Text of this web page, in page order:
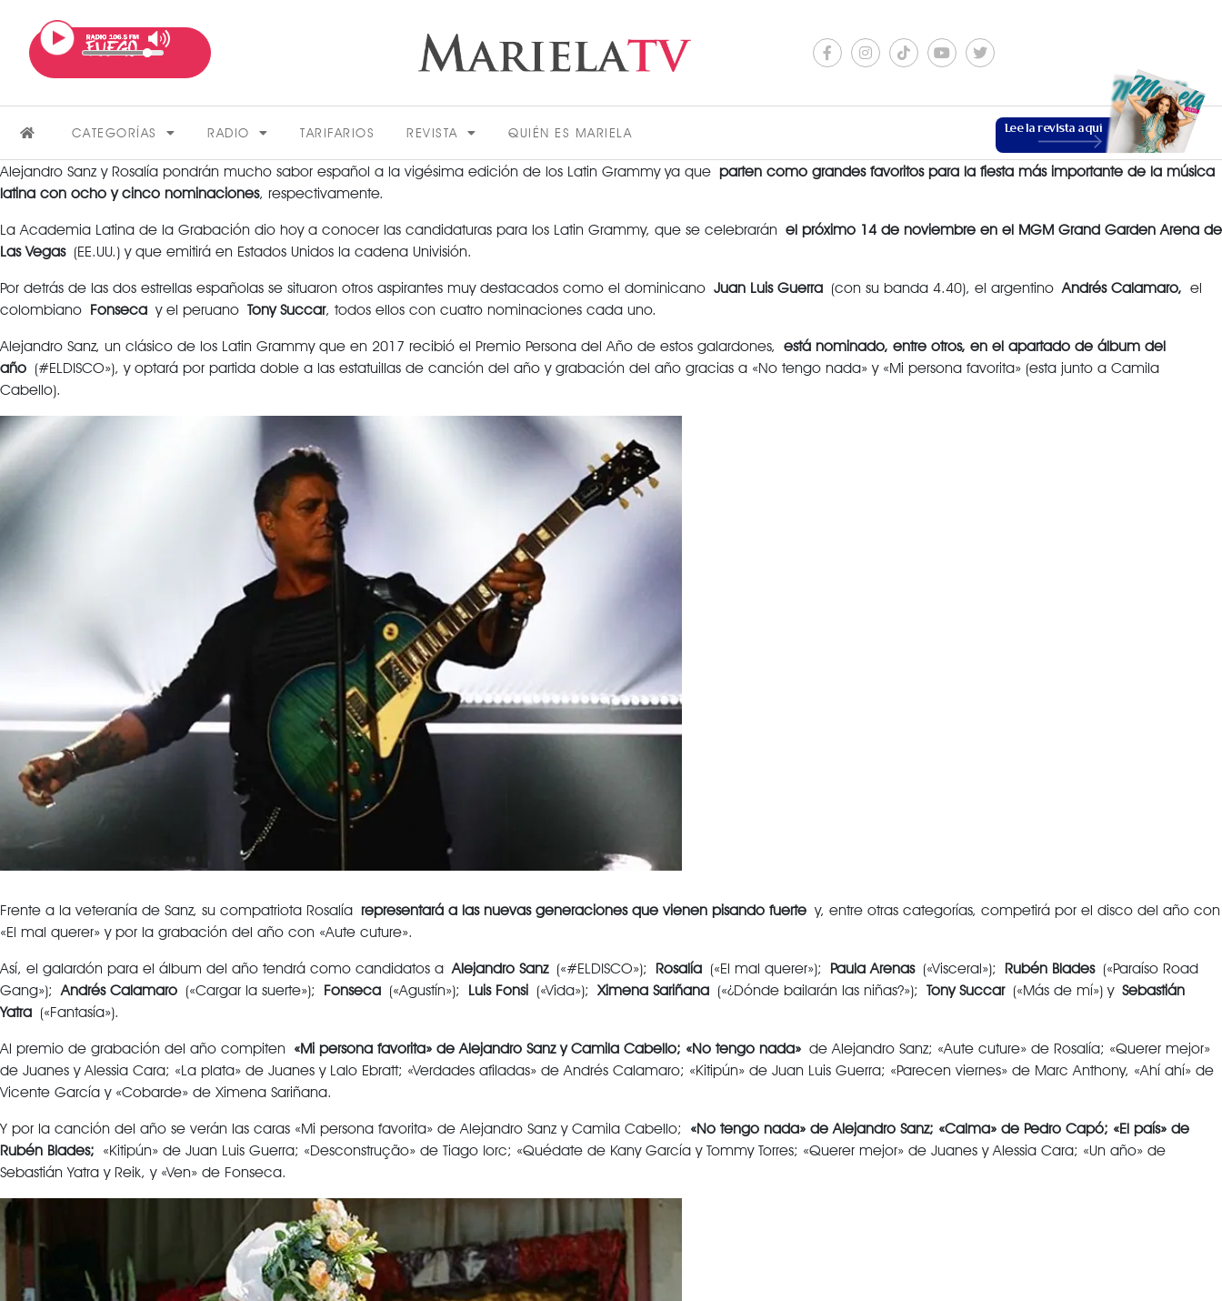
CATEGORÍAS RADIO TARIFARIOS REVISTA QUIÉN ES MARIELA Lee la revista aquí
VER TODAS LAS CATEGORÍAS
Alejandro Sanz y Rosalía pondrán mucho sabor español a la vigésima edición de los Latin Grammy ya que parten como grandes favoritos para la fiesta más importante de la música
latina con ocho y cinco nominaciones, respectivamente.
La Academia Latina de la Grabación dio hoy a conocer las candidaturas para los Latin Grammy, que se celebrarán el próximo 14 de noviembre en el MGM Grand Garden Arena de
Las Vegas(EE.UU.) y que emitirá en Estados Unidos la cadena Univisión.
Por detrás de las dos estrellas españolas se situaron otros aspirantes muy destacados como el dominicano Juan Luis Guerra (con su banda 4.40), el argentinoAndrés Calamaro, el
colombiano Fonseca y el peruano Tony Succar, todos ellos con cuatro nominaciones cada uno.
Alejandro Sanz, un clásico de los Latin Grammy que en 2017 recibió el Premio Persona del Año de estos galardones, está nominado, entre otros, en el apartado de álbum del
año (#ELDISCO»), y optará por partida doble a las estatuillas de canción del año y grabación del año gracias a «No tengo nada» y «Mi persona favorita» (esta junto a Camila
Cabello).
Frente a la veteranía de Sanz, su compatriota Rosalía representará a las nuevas generaciones que vienen pisando fuerte y, entre otras categorías, competirá por el disco del año con
«El mal querer» y por la grabación del año con «Aute cuture».
Así, el galardón para el álbum del año tendrá como candidatos aAlejandro Sanz(«#ELDISCO»); Rosalía («El mal querer»); Paula Arenas(«Visceral»); Rubén Blades(«Paraíso Road
Gang»);Andrés Calamaro («Cargar la suerte»); Fonseca («Agustín»); Luis Fonsi («Vida»); Ximena Sariñana («¿Dónde bailarán las niñas?»); Tony Succar(«Más de mí») y Sebastián
Yatra («Fantasía»).
Al premio de grabación del año compiten «Mi persona favorita» de Alejandro Sanz y Camila Cabello; «No tengo nada» de Alejandro Sanz; «Aute cuture» de Rosalía; «Querer mejor»
de Juanes y Alessia Cara; «La plata» de Juanes y Lalo Ebratt; «Verdades afiladas» de Andrés Calamaro; «Kitipún» de Juan Luis Guerra; «Parecen viernes» de Marc Anthony, «Ahí ahí» de
Vicente García y «Cobarde» de Ximena Sariñana.
Y por la canción del año se verán las caras «Mi persona favorita» de Alejandro Sanz y Camila Cabello; «No tengo nada» de Alejandro Sanz; «Calma» de Pedro Capó; «El país» de
Rubén Blades; «Kitipún» de Juan Luis Guerra; «Desconstrução» de Tiago Iorc; «Quédate de Kany García y Tommy Torres; «Querer mejor» de Juanes y Alessia Cara; «Un año» de
Sebastián Yatra y Reik, y «Ven» de Fonseca.